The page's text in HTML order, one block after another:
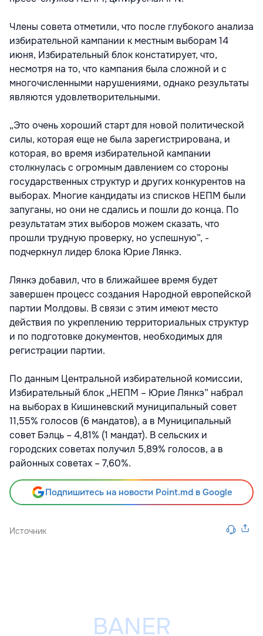
Члены совета отметили, что после глубокого анализа
избирательной кампании к местным выборам 14
июня, Избирательный блок констатирует, что,
несмотря на то, что кампания была сложной и с
многочисленными нарушениями, однако результаты
являются удовлетворительными.
„Это очень хороший старт для новой политической
силы, которая еще не была зарегистрирована, и
которая, во время избирательной кампании
столкнулась с огромным давлением со стороны
государственных структур и других конкурентов на
выборах. Многие кандидаты из списков НЕПМ были
запуганы, но они не сдались и пошли до конца. По
результатам этих выборов можем сказать, что
прошли трудную проверку, но успешную”, -
подчеркнул лидер блока Юрие Лянкэ.
Лянкэ добавил, что в ближайшее время будет
завершен процесс создания Народной европейской
партии Молдовы. В связи с этим имеют место
действия по укреплению территориальных структур
и по подготовке документов, необходимых для
регистрации партии.
По данным Центральной избирательной комиссии,
Избирательный блок „НЕПМ – Юрие Лянкэ” набрал
на выборах в Кишиневский муниципальный совет
11,55% голосов (6 мандатов), а в Муниципальный
совет Бэлць – 4,81% (1 мандат). В сельских и
городских советах получил 5,89% голосов, а в
районных советах – 7,60%.
Подпишитесь на новости Point.md в Google
Источник